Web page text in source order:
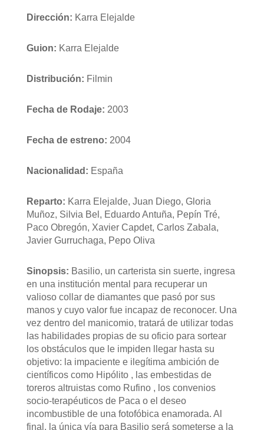
Dirección: Karra Elejalde
Guion: Karra Elejalde
Distribución: Filmin
Fecha de Rodaje: 2003
Fecha de estreno: 2004
Nacionalidad: España
Reparto: Karra Elejalde, Juan Diego, Gloria
Muñoz, Silvia Bel, Eduardo Antuña, Pepín Tré,
Paco Obregón, Xavier Capdet, Carlos Zabala,
Javier Gurruchaga, Pepo Oliva
Sinopsis: Basilio, un carterista sin suerte, ingresa
en una institución mental para recuperar un
valioso collar de diamantes que pasó por sus
manos y cuyo valor fue incapaz de reconocer. Una
vez dentro del manicomio, tratará de utilizar todas
las habilidades propias de su oficio para sortear
los obstáculos que le impiden llegar hasta su
objetivo: la impaciente e ilegítima ambición de
científicos como Hipólito , las embestidas de
toreros altruistas como Rufino , los convenios
socio-terapéuticos de Paca o el deseo
incombustible de una fotofóbica enamorada. Al
final, la única vía para Basilio será someterse a la